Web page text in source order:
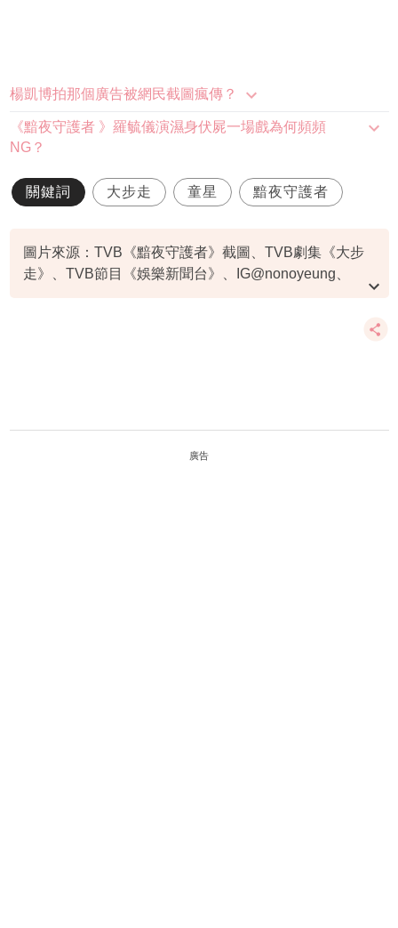
楊凱博拍那個廣告被網民截圖瘋傳？
《黯夜守護者 》羅毓儀演濕身伏屍一場戲為何頻頻
NG？
關鍵詞 大步走 童星 黯夜守護者
圖片來源：TVB《黯夜守護者》截圖、TVB劇集《大步
走》、TVB節目《娛樂新聞台》、IG@nonoyeung、
廣告